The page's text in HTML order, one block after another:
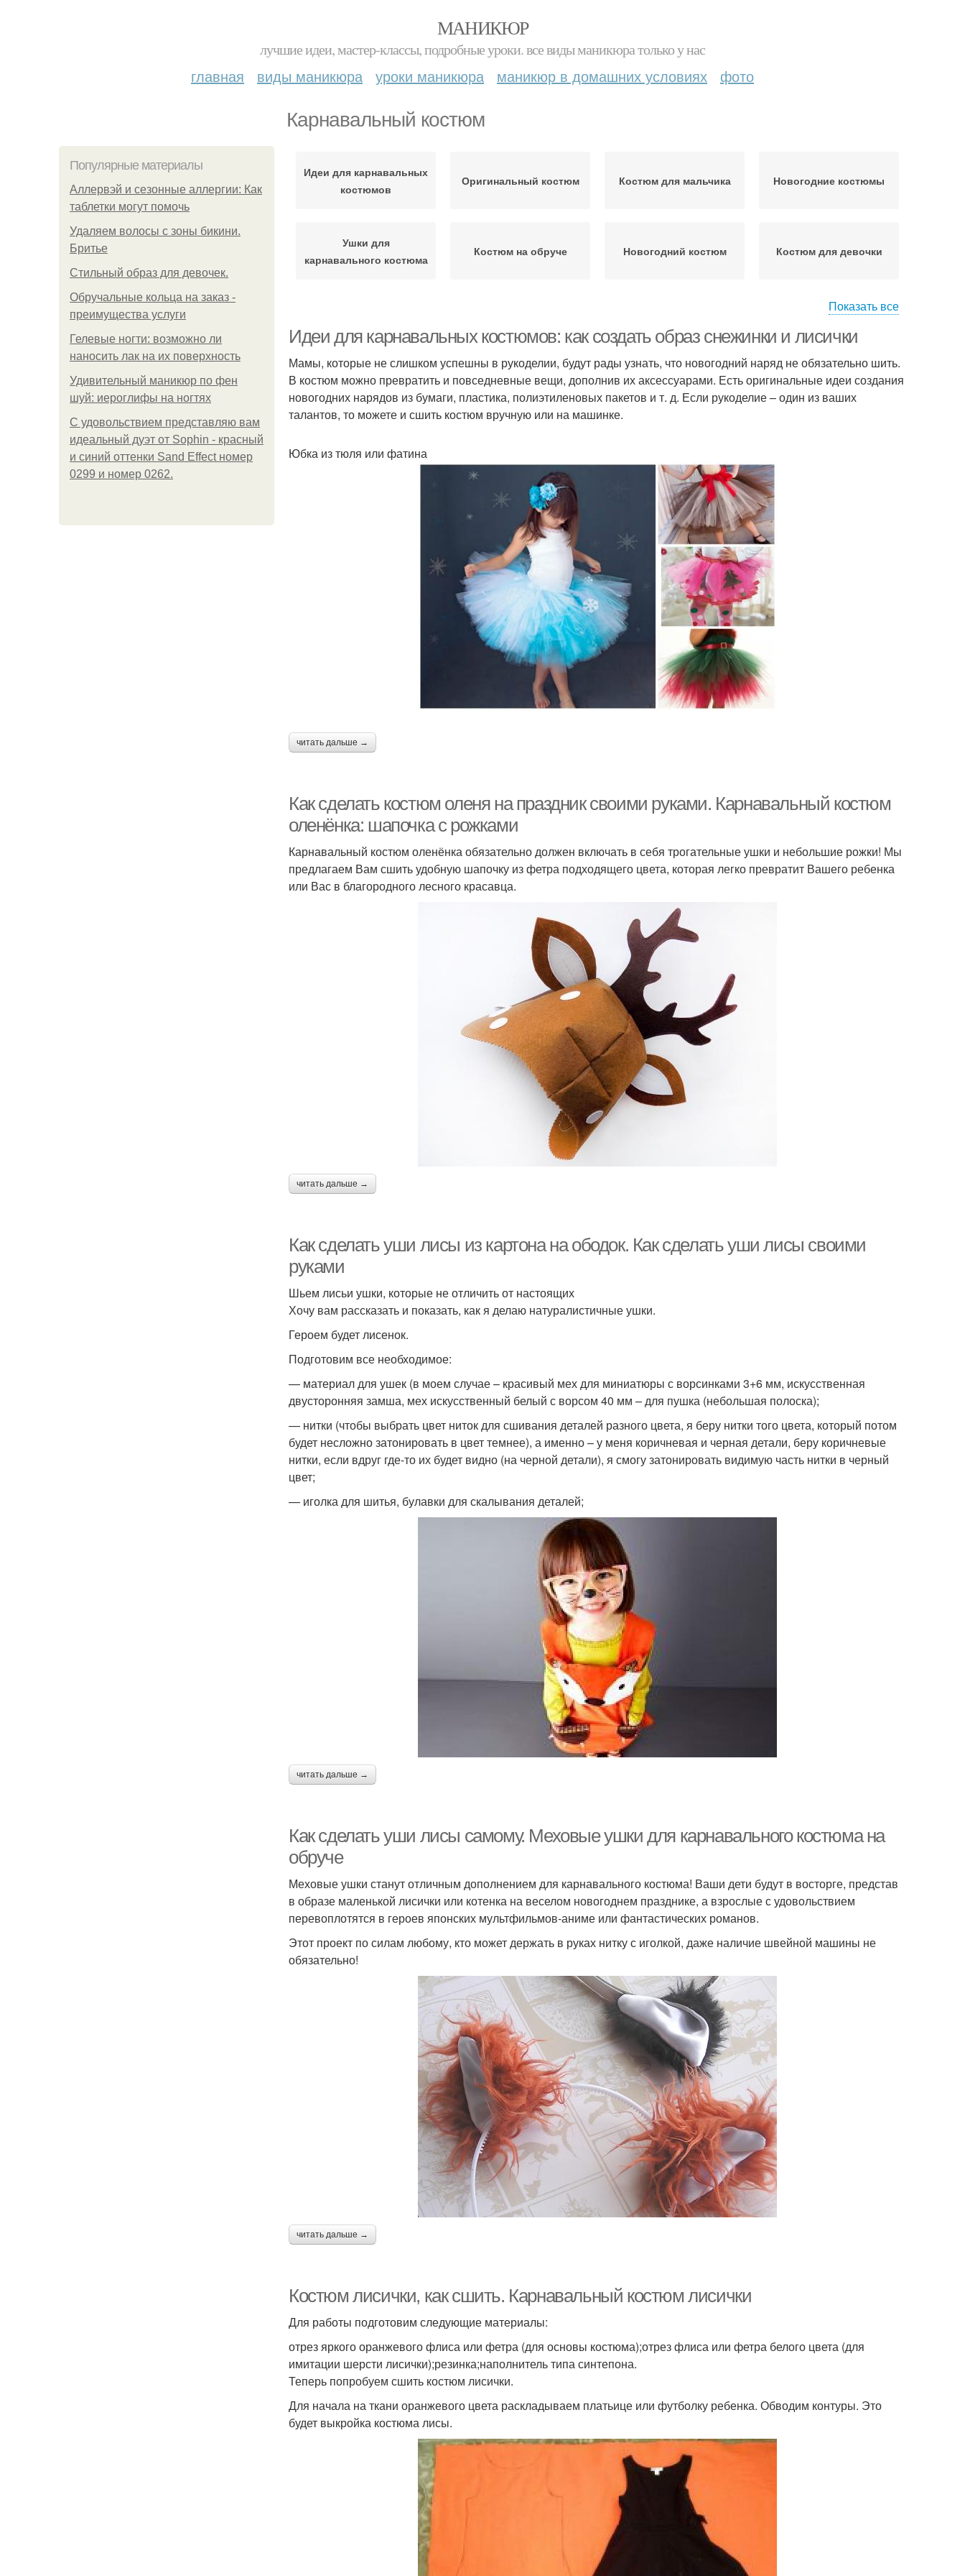
МАНИКЮР
лучшие идеи, мастер-классы, подробные уроки. все виды маникюра только у нас
главная виды маникюра уроки маникюра маникюр в домашних условиях фото
Карнавальный костюм
Популярные материалы
Аллервэй и сезонные аллергии: Как
таблетки могут помочь
Удаляем волосы с зоны бикини.
Бритье
Стильный образ для девочек.
Обручальные кольца на заказ -
преимущества услуги
Гелевые ногти: возможно ли
наносить лак на их поверхность
Удивительный маникюр по фен
шуй: иероглифы на ногтях
С удовольствием представляю вам
идеальный дуэт от Sophin - красный
и синий оттенки Sand Effect номер
0299 и номер 0262.
Идеи для карнавальных
костюмов
Оригинальный костюм Костюм для мальчика Новогодние костюмы
Ушки для
карнавального костюма
Костюм на обруче Новогодний костюм Костюм для девочки
Показать все
Идеи для карнавальных костюмов: как создать образ снежинки и лисички
Мамы, которые не слишком успешны в рукоделии, будут рады узнать, что новогодний наряд не обязательно шить.
В костюм можно превратить и повседневные вещи, дополнив их аксессуарами. Есть оригинальные идеи создания
новогодних нарядов из бумаги, пластика, полиэтиленовых пакетов и т. д. Если рукоделие – один из ваших
талантов, то можете и сшить костюм вручную или на машинке.
Юбка из тюля или фатина
читать дальше →
Как сделать костюм оленя на праздник своими руками. Карнавальный костюм
оленёнка: шапочка с рожками
Карнавальный костюм оленёнка обязательно должен включать в себя трогательные ушки и небольшие рожки! Мы
предлагаем Вам сшить удобную шапочку из фетра подходящего цвета, которая легко превратит Вашего ребенка
или Вас в благородного лесного красавца.
читать дальше →
Как сделать уши лисы из картона на ободок. Как сделать уши лисы своими
руками
Шьем лисьи ушки, которые не отличить от настоящих
Хочу вам рассказать и показать, как я делаю натуралистичные ушки.
Героем будет лисенок.
Подготовим все необходимое:
— материал для ушек (в моем случае – красивый мех для миниатюры с ворсинками 3+6 мм, искусственная
двусторонняя замша, мех искусственный белый с ворсом 40 мм – для пушка (небольшая полоска);
— нитки (чтобы выбрать цвет ниток для сшивания деталей разного цвета, я беру нитки того цвета, который потом
будет несложно затонировать в цвет темнее), а именно – у меня коричневая и черная детали, беру коричневые
нитки, если вдруг где-то их будет видно (на черной детали), я смогу затонировать видимую часть нитки в черный
цвет;
— иголка для шитья, булавки для скалывания деталей;
читать дальше →
Как сделать уши лисы самому. Меховые ушки для карнавального костюма на
обруче
Меховые ушки станут отличным дополнением для карнавального костюма! Ваши дети будут в восторге, представ
в образе маленькой лисички или котенка на веселом новогоднем празднике, а взрослые с удовольствием
перевоплотятся в героев японских мультфильмов-аниме или фантастических романов.
Этот проект по силам любому, кто может держать в руках нитку с иголкой, даже наличие швейной машины не
обязательно!
читать дальше →
Костюм лисички, как сшить. Карнавальный костюм лисички
Для работы подготовим следующие материалы:
отрез яркого оранжевого флиса или фетра (для основы костюма);отрез флиса или фетра белого цвета (для
имитации шерсти лисички);резинка;наполнитель типа синтепона.
Теперь попробуем сшить костюм лисички.
Для начала на ткани оранжевого цвета раскладываем платьице или футболку ребенка. Обводим контуры. Это
будет выкройка костюма лисы.